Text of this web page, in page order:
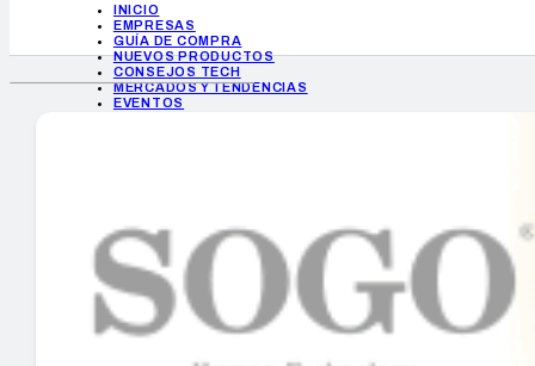
INICIO
EMPRESAS
GUÍA DE COMPRA
NUEVOS PRODUCTOS
CONSEJOS TECH
MERCADOS Y TENDENCIAS
EVENTOS
INICIO
EMPRESAS